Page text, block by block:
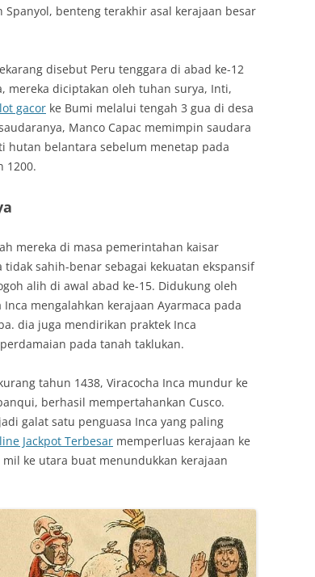
benteng terakhir asal kerajaan besar
disebut Peru tenggara di abad ke-12
mereka diciptakan oleh tuhan surya, Inti,
gacor ke Bumi melalui tengah 3 gua di desa
Manco Capac memimpin saudara
hutan belantara sebelum menetap pada
1200.
mereka di masa pemerintahan kaisar
sahih-benar sebagai kekuatan ekspansif
alih di awal abad ke-15. Didukung oleh
mengalahkan kerajaan Ayarmaca pada
dia juga mendirikan praktek Inca
pada tanah taklukan.
tahun 1438, Viracocha Inca mundur ke
berhasil mempertahankan Cusco.
galat satu penguasa Inca yang paling
Jackpot Terbesar memperluas kerajaan ke
ke utara buat menundukkan kerajaan